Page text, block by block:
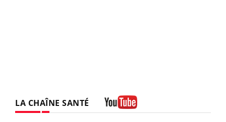
LA CHAÎNE SANTÉ